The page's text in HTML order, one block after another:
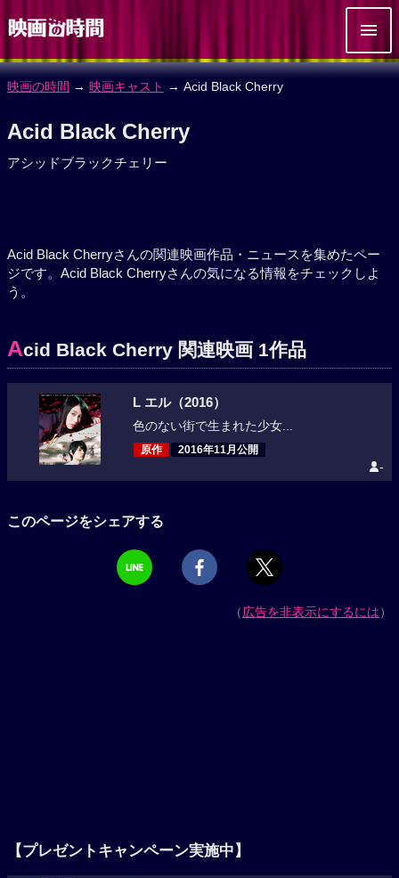
映画の時間 → 映画キャスト → Acid Black Cherry
Acid Black Cherry
アシッドブラックチェリー
Acid Black Cherryさんの関連映画作品・ニュースを集めたペー
ジです。Acid Black Cherryさんの気になる情報をチェックしよ
う。
Acid Black Cherry 関連映画 1作品
L エル（2016）
色のない街で生まれた少女...
原作 2016年11月公開
-
このページをシェアする
（広告を非表示にするには）
【プレゼントキャンペーン実施中】